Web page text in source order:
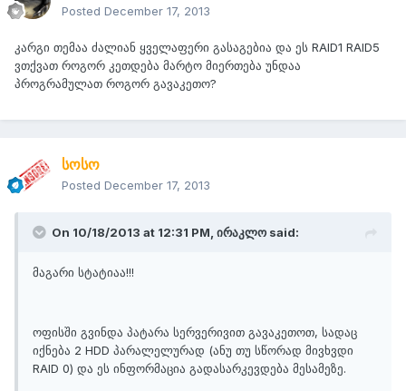
Posted December 17, 2013
კარგი თემაა ძალიან ყველაფერი გასაგებია და ეს RAID1 RAID5
ვთქვათ როგორ კეთდება მარტო მიერთება უნდაა
პროგრამულათ როგორ გავაკეთო?
სოსო
Posted December 17, 2013
On 10/18/2013 at 12:31 PM, ირაკლო said:
მაგარი სტატიაა!!!
ოფისში გვინდა პატარა სერვერივით გავაკეთოთ, სადაც
იქნება 2 HDD პარალელურად (ანუ თუ სწორად მივხვდი
RAID 0) და ეს ინფორმაცია გადასარკევდება მესამეზე.